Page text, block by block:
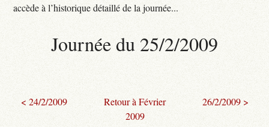
accède à l’historique détaillé de la journée...
Journée du 25/2/2009
< 24/2/2009
Retour à Février
2009
26/2/2009 >